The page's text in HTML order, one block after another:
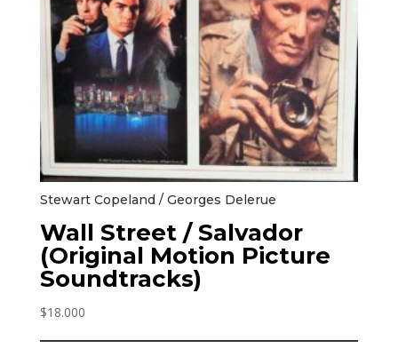
Stewart Copeland / Georges Delerue
Wall Street / Salvador
(Original Motion Picture
Soundtracks)
$18.000